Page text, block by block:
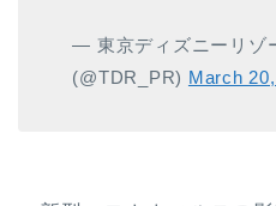
— 東京ディズニーリゾ
(@TDR_PR) March